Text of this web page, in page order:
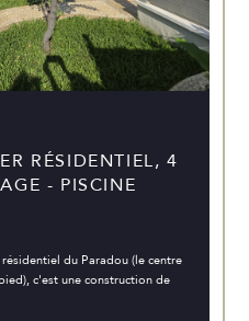
RÉSIDENTIEL, 4
- PISCINE
du Paradou (le centre
c'est une construction de